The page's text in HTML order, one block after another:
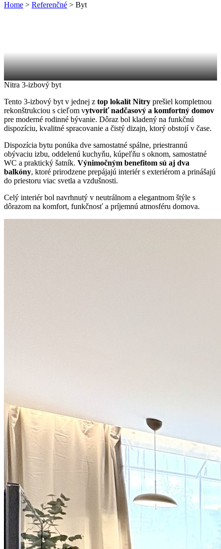
Home > Referenčné > Byt
Nitra 3-izbový byt
Tento 3-izbový byt v jednej z top lokalít Nitry prešiel kompletnou
rekonštrukciou s cieľom vytvoriť nadčasový a komfortný domov
pre moderné rodinné bývanie. Dôraz bol kladený na funkčnú
dispozíciu, kvalitné spracovanie a čistý dizajn, ktorý obstojí v čase.
Dispozícia bytu ponúka dve samostatné spálne, priestrannú
obývaciu izbu, oddelenú kuchyňu, kúpeľňu s oknom, samostatné
WC a praktický šatník. Výnimočným benefitom sú aj dva
balkóny, ktoré prirodzene prepájajú interiér s exteriérom a prinášajú
do priestoru viac svetla a vzdušnosti.
Celý interiér bol navrhnutý v neutrálnom a elegantnom štýle s
dôrazom na komfort, funkčnosť a príjemnú atmosféru domova.